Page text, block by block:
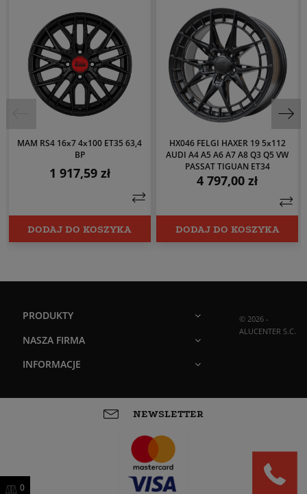
MAM RS4 16x7 4x100 ET35 63,4
BP
Cena
1 917,59 zł
DODAJ DO KOSZYKA
HX046 FELGI HAXER 19 5x112
AUDI A4 A5 A6 A7 A8 Q3 Q5 VW
PASSAT TIGUAN ET34
Cena
4 797,00 zł
DODAJ DO KOSZYKA
PRODUKTY
NASZA FIRMA
INFORMACJE
© 2026 -
ALUCENTER S.C.
NEWSLETTER
0